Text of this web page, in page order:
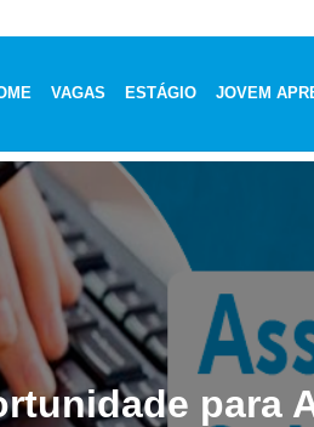
VAGAS ESTÁGIO JOVEM
para